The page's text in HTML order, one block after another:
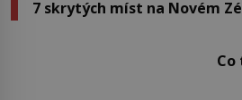
7 skrytých míst na Novém
Co